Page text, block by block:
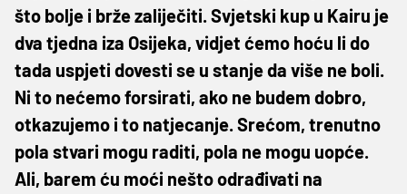
što bolje i brže zaliječiti. Svjetski kup u Kairu je
dva tjedna iza Osijeka, vidjet ćemo hoću li do
tada uspjeti dovesti se u stanje da više ne boli.
Ni to nećemo forsirati, ako ne budem dobro,
otkazujemo i to natjecanje. Srećom, trenutno
pola stvari mogu raditi, pola ne mogu uopće.
Ali, barem ću moći nešto odrađivati na